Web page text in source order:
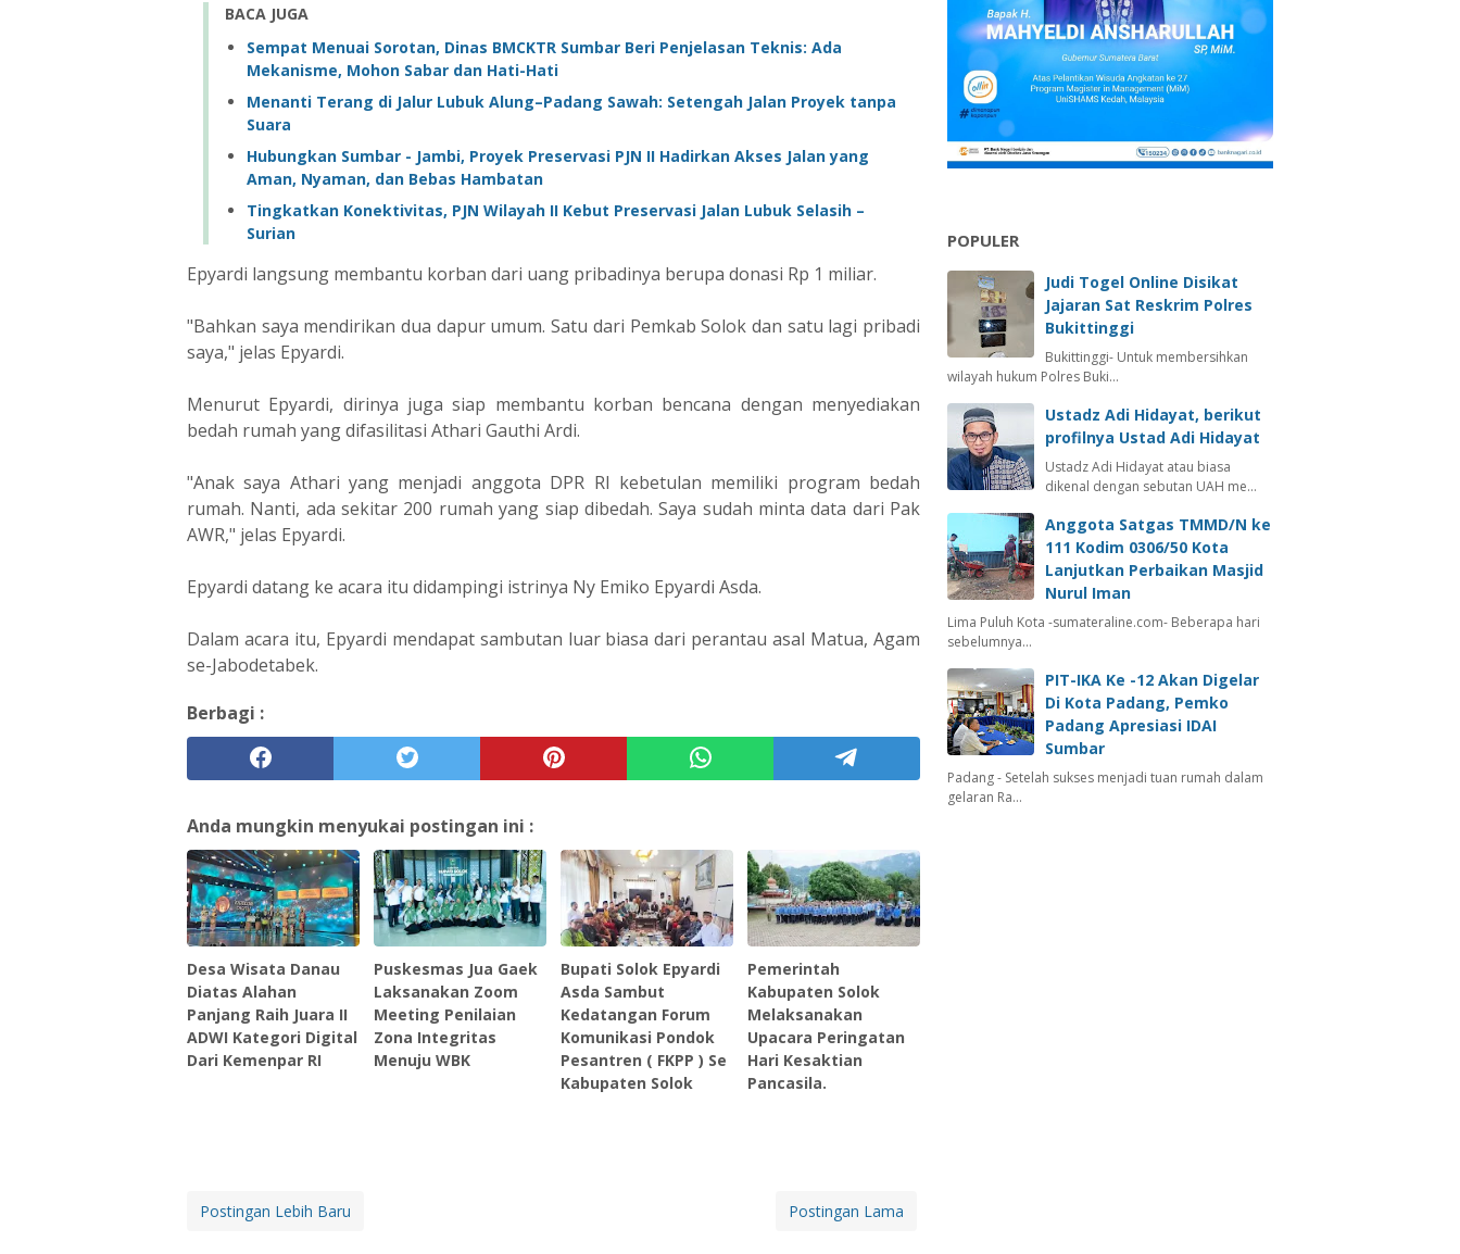
BACA JUGA
Sempat Menuai Sorotan, Dinas BMCKTR Sumbar Beri Penjelasan Teknis: Ada
Mekanisme, Mohon Sabar dan Hati-Hati
Menanti Terang di Jalur Lubuk Alung–Padang Sawah: Setengah Jalan Proyek tanpa
Suara ‎
Hubungkan Sumbar - Jambi, Proyek Preservasi PJN II Hadirkan Akses Jalan yang
Aman, Nyaman, dan Bebas Hambatan
Tingkatkan Konektivitas, PJN Wilayah II Kebut Preservasi Jalan Lubuk Selasih –
Surian
Epyardi langsung membantu korban dari uang pribadinya berupa donasi Rp 1 miliar.
"Bahkan saya mendirikan dua dapur umum. Satu dari Pemkab Solok dan satu lagi pribadi
saya," jelas Epyardi.
Menurut Epyardi, dirinya juga siap membantu korban bencana dengan menyediakan
bedah rumah yang difasilitasi Athari Gauthi Ardi.
"Anak saya Athari yang menjadi anggota DPR RI kebetulan memiliki program bedah
rumah. Nanti, ada sekitar 200 rumah yang siap dibedah. Saya sudah minta data dari Pak
AWR," jelas Epyardi.
Epyardi datang ke acara itu didampingi istrinya Ny Emiko Epyardi Asda.
Dalam acara itu, Epyardi mendapat sambutan luar biasa dari perantau asal Matua, Agam
se-Jabodetabek.
Berbagi :
Anda mungkin menyukai postingan ini :
Desa Wisata Danau
Diatas Alahan
Panjang Raih Juara II
ADWI Kategori Digital
Dari Kemenpar RI
Puskesmas Jua Gaek
Laksanakan Zoom
Meeting Penilaian
Zona Integritas
Menuju WBK
Bupati Solok Epyardi
Asda Sambut
Kedatangan Forum
Komunikasi Pondok
Pesantren ( FKPP ) Se
Kabupaten Solok
Pemerintah
Kabupaten Solok
Melaksanakan
Upacara Peringatan
Hari Kesaktian
Pancasila.
Postingan Lebih Baru Postingan Lama
POPULER
Judi Togel Online Disikat
Jajaran Sat Reskrim Polres
Bukittinggi
Bukittinggi- Untuk membersihkan
wilayah hukum Polres Buki…
Ustadz Adi Hidayat, berikut
profilnya Ustad Adi Hidayat
Ustadz Adi Hidayat atau biasa
dikenal dengan sebutan UAH me…
Anggota Satgas TMMD/N ke
111 Kodim 0306/50 Kota
Lanjutkan Perbaikan Masjid
Nurul Iman
Lima Puluh Kota -sumateraline.com- Beberapa hari
sebelumnya…
PIT-IKA Ke -12 Akan Digelar
Di Kota Padang, Pemko
Padang Apresiasi IDAI
Sumbar
Padang - Setelah sukses menjadi tuan rumah dalam
gelaran Ra…